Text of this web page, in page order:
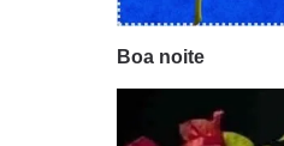
Boa noite